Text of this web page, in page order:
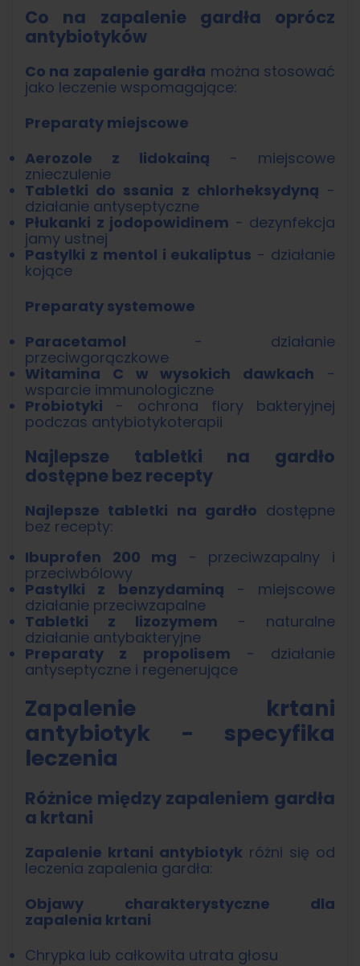
Co na zapalenie gardła oprócz
antybiotyków
Co na zapalenie gardła można stosować
jako leczenie wspomagające:
Preparaty miejscowe
Aerozole z lidokainą - miejscowe
znieczulenie
Tabletki do ssania z chlorheksydyną -
działanie antyseptyczne
Płukanki z jodopowidinem - dezynfekcja
jamy ustnej
Pastylki z mentol i eukaliptus - działanie
kojące
Preparaty systemowe
Paracetamol - działanie
przeciwgorączkowe
Witamina C w wysokich dawkach -
wsparcie immunologiczne
Probiotyki - ochrona flory bakteryjnej
podczas antybiotykoterapii
Najlepsze tabletki na gardło
dostępne bez recepty
Najlepsze tabletki na gardło dostępne
bez recepty:
Ibuprofen 200 mg - przeciwzapalny i
przeciwbólowy
Pastylki z benzydaminą - miejscowe
działanie przeciwzapalne
Tabletki z lizozymem - naturalne
działanie antybakteryjne
Preparaty z propolisem - działanie
antyseptyczne i regenerujące
Zapalenie krtani
antybiotyk - specyfika
leczenia
Różnice między zapaleniem gardła
a krtani
Zapalenie krtani antybiotyk różni się od
leczenia zapalenia gardła:
Objawy charakterystyczne dla
zapalenia krtani
Chrypka lub całkowita utrata głosu